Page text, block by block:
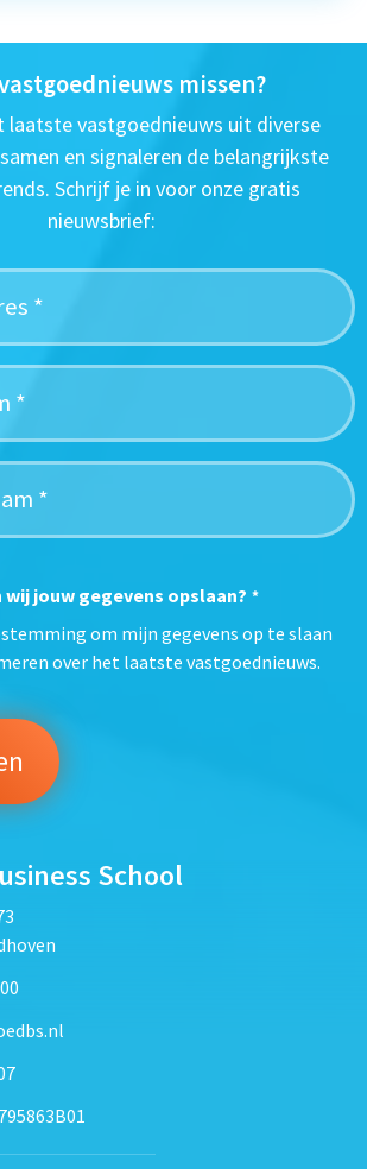
missen?
laatste vastgoednieuws uit diverse
en signaleren de belangrijkste
Schrijf je in voor onze gratis
nieuwsbrief:
wij jouw gegevens opslaan? *
om mijn gegevens op te slaan
over het laatste vastgoednieuws.
School